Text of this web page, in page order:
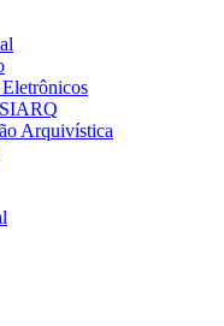
Arquivística